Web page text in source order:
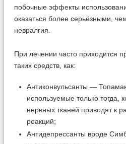
побочные эффекты
оказаться более серьёзными,
невралгия.
При лечении часто приходится
таких средств, как:
Антиконвульсанты —
используемые только тогда,
нервных тканей приводят к
реакций;
Антидепрессанты вроде